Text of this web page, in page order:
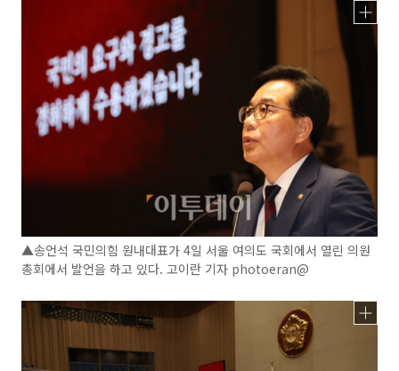
▲송언석 국민의힘 원내대표가 4일 서울 여의도 국회에서 열린 의원
총회에서 발언을 하고 있다. 고이란 기자 photoeran@